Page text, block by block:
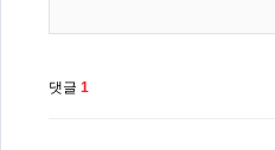
댓글 1